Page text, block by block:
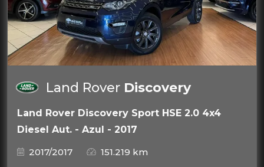
Land Rover Discovery
Land Rover Discovery Sport HSE 2.0 4x4
Diesel Aut. - Azul - 2017
2017/2017
151.219 km